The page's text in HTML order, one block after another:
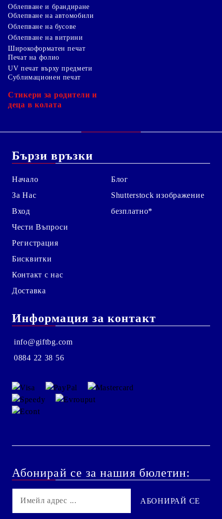
Облепване и брандиране
Облепване на автомобили
Облепване на бусове
Облепване на витрини
Широкоформатен печат
Печат на фолио
UV печат върху предмети
Сублимационен печат
Стикери за родители и
деца в колата
Бързи връзки
Начало
За Нас
Вход
Чести Въпроси
Регистрация
Бисквитки
Контакт с нас
Доставка
Блог
Shutterstock изображение
безплатно*
Информация за контакт
info@giftbg.com
0884 22 38 56
Абонирай се за нашия бюлетин: